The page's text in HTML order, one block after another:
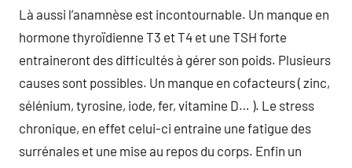
Là aussi l’anamnèse est incontournable. Un manque en
hormone thyroïdienne T3 et T4 et une TSH forte
entraineront des difficultés à gérer son poids. Plusieurs
causes sont possibles. Un manque en cofacteurs ( zinc,
sélénium, tyrosine, iode, fer, vitamine D… ). Le stress
chronique, en effet celui-ci entraine une fatigue des
surrénales et une mise au repos du corps. Enfin un